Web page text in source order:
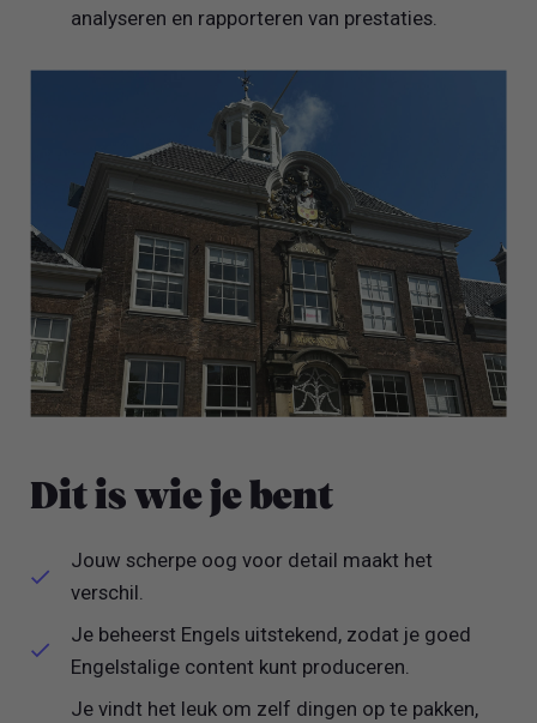
analyseren en rapporteren van prestaties.
Dit is wie je bent
Jouw scherpe oog voor detail maakt het
verschil.
Je beheerst Engels uitstekend, zodat je goed
Engelstalige content kunt produceren.
Je vindt het leuk om zelf dingen op te pakken,